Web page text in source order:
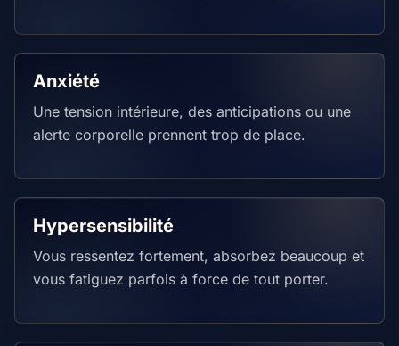
Anxiété
Une tension intérieure, des anticipations ou une
alerte corporelle prennent trop de place.
Hypersensibilité
Vous ressentez fortement, absorbez beaucoup et
vous fatiguez parfois à force de tout porter.